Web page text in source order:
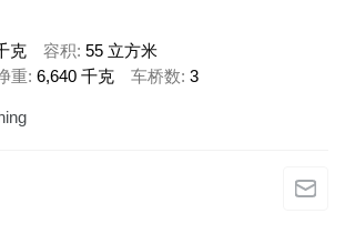
克 容积 55 立方米
重 6,640 千克 车桥数 3